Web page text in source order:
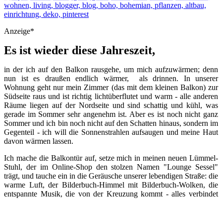
Anzeige*
Es ist wieder diese Jahreszeit,
in der ich auf den Balkon rausgehe, um mich aufzuwärmen; denn
nun ist es draußen endlich wärmer, als drinnen. In unserer
Wohnung geht nur mein Zimmer (das mit dem kleinen Balkon) zur
Südseite raus und ist richtig lichtüberflutet und warm - alle anderen
Räume liegen auf der Nordseite und sind schattig und kühl, was
gerade im Sommer sehr angenehm ist. Aber es ist noch nicht ganz
Sommer und ich bin noch nicht auf den Schatten hinaus, sondern im
Gegenteil - ich will die Sonnenstrahlen aufsaugen und meine Haut
davon wärmen lassen.
Ich mache die Balkontür auf, setze mich in meinen neuen Lümmel-
Stuhl, der im Online-Shop den stolzen Namen "Lounge Sessel"
trägt, und tauche ein in die Geräusche unserer lebendigen Straße: die
warme Luft, der Bilderbuch-Himmel mit Bilderbuch-Wolken, die
entspannte Musik, die von der Kreuzung kommt - alles verbindet